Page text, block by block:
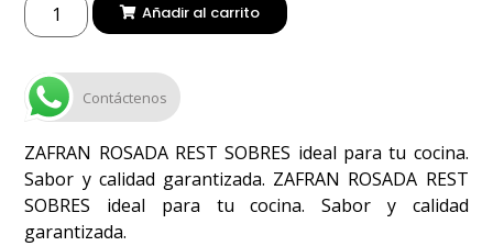
Añadir al carrito
Contáctenos
ZAFRAN ROSADA REST SOBRES ideal para tu cocina.
Sabor y calidad garantizada. ZAFRAN ROSADA REST
SOBRES ideal para tu cocina. Sabor y calidad
garantizada.